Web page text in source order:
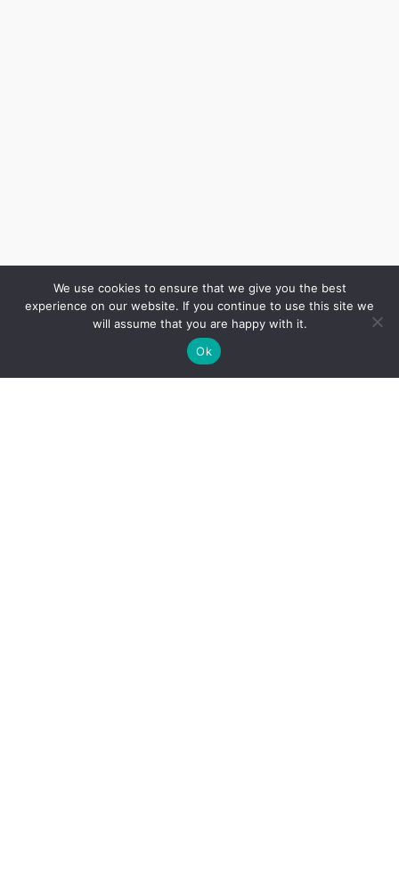
We use cookies to ensure that we give you the best
experience on our website. If you continue to use this site we
will assume that you are happy with it.
Ok